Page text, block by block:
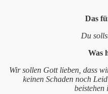
Das
Du
Was
Wir sollen Gott lieben, dass
keinen Schaden noch
beistehen
mit kleinen und
am 22. Mai 2011